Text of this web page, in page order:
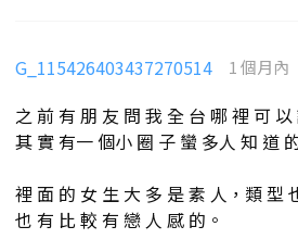
G_115426403437270514 1 個月內
之 前 有 朋 友 問 我 全 台 哪 裡 可 以
其 實 有一 個小 圈 子 蠻 多人 知 道
裡 面 的 女 生 大 多 是 素 人，類 型
也 有 比 較 有 戀 人 感 的。